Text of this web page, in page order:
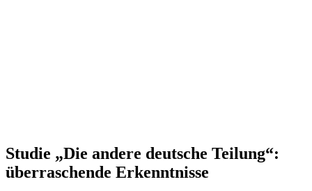
Studie „Die andere deutsche Teilung“:
überra­schende Erkenntnisse